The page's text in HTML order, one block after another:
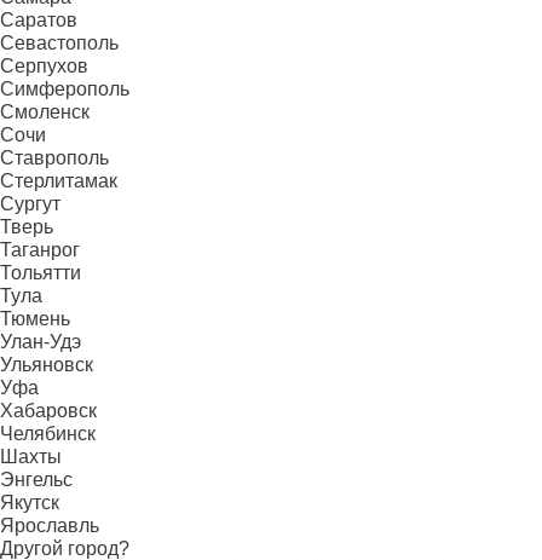
Саратов
Севастополь
Серпухов
Симферополь
Смоленск
Сочи
Ставрополь
Стерлитамак
Сургут
Тверь
Таганрог
Тольятти
Тула
Тюмень
Улан-Удэ
Ульяновск
Уфа
Хабаровск
Челябинск
Шахты
Энгельс
Якутск
Ярославль
Другой город?